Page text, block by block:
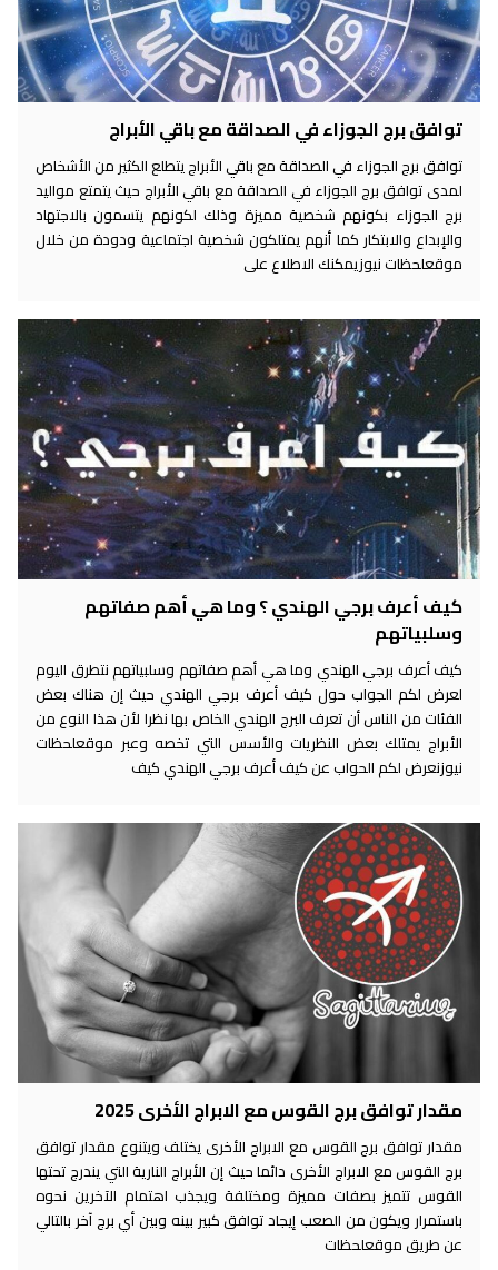
توافق برج الجوزاء في الصداقة مع باقي الأبراج
توافق برج الجوزاء في الصداقة مع باقي الأبراج يتطلع الكثير من الأشخاص
لمدى توافق برج الجوزاء في الصداقة مع باقي الأبراج حيث يتمتع مواليد
برج الجوزاء بكونهم شخصية مميزة وذلك لكونهم يتسمون بالاجتهاد
والإبداع والابتكار كما أنهم يمتلكون شخصية اجتماعية ودودة من خلال
موقعلحظات نيوزيمكنك الاطلاع على
كيف أعرف برجي الهندي ؟ وما هي أهم صفاتهم
وسلبياتهم
كيف أعرف برجي الهندي وما هي أهم صفاتهم وسلبياتهم نتطرق اليوم
لعرض لكم الجواب حول كيف أعرف برجي الهندي حيث إن هناك بعض
الفئات من الناس أن تعرف البرج الهندي الخاص بها نظرا لأن هذا النوع من
الأبراج يمتلك بعض النظريات والأسس التي تخصه وعبر موقعلحظات
نيوزنعرض لكم الحواب عن كيف أعرف برجي الهندي كيف
مقدار توافق برج القوس مع الابراج الأخرى 2025
مقدار توافق برج القوس مع الابراج الأخرى يختلف ويتنوع مقدار توافق
برج القوس مع الابراج الأخرى دائما حيث إن الأبراج النارية التي يندرج تحتها
القوس تتميز بصفات مميزة ومختلفة ويجذب اهتمام الآخرين نحوه
باستمرار ويكون من الصعب إيجاد توافق كبير بينه وبين أي برج آخر بالتالي
عن طريق موقعلحظات